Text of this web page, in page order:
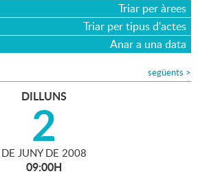
Triar per àrees
Triar per tipus d'actes
Anar a una data
següents >
DILLUNS
2
DE JUNY DE 2008
09:00H